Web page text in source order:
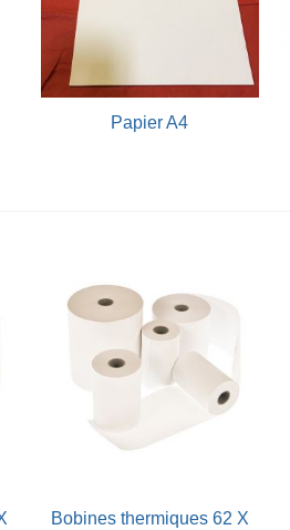
Vue rapide
papier A4
Vue rapide
bobines thermiques 62 X